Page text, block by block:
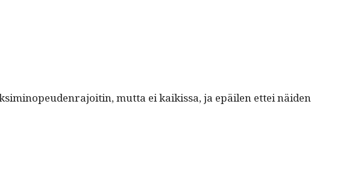
mut­ta ei kaikissa, ja epäilen ettei näi­den